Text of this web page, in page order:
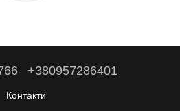
+380957286401
Контакти